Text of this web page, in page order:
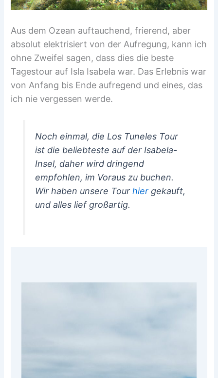
Aus dem Ozean auftauchend, frierend, aber
absolut elektrisiert von der Aufregung, kann ich
ohne Zweifel sagen, dass dies die beste
Tagestour auf Isla Isabela war. Das Erlebnis war
von Anfang bis Ende aufregend und eines, das
ich nie vergessen werde.
Noch einmal, die Los Tuneles Tour
ist die beliebteste auf der Isabela-
Insel, daher wird dringend
empfohlen, im Voraus zu buchen.
Wir haben unsere Tour hiergekauft,
und alles lief großartig.